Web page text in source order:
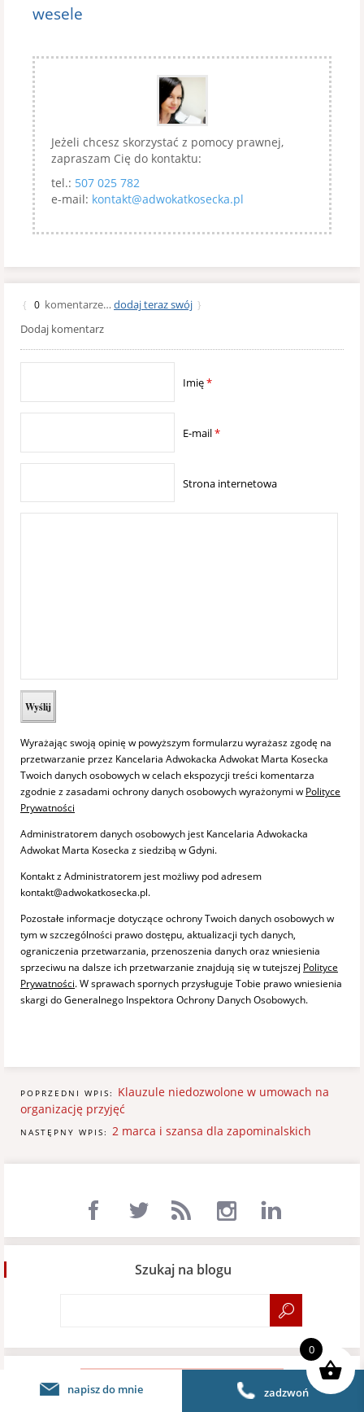
wesele
Jeżeli chcesz skorzystać z pomocy prawnej,
zapraszam Cię do kontaktu:
tel.: 507 025 782
e-mail: kontakt@adwokatkosecka.pl
{ 0 komentarze… dodaj teraz swój }
Dodaj komentarz
Imię*
E-mail*
Strona internetowa
Wyrażając swoją opinię w powyższym formularzu wyrażasz zgodę na
przetwarzanie przez Kancelaria Adwokacka Adwokat Marta Kosecka
Twoich danych osobowych w celach ekspozycji treści komentarza
zgodnie z zasadami ochrony danych osobowych wyrażonymi w Polityce
Prywatności
Administratorem danych osobowych jest Kancelaria Adwokacka
Adwokat Marta Kosecka z siedzibą w Gdyni.
Kontakt z Administratorem jest możliwy pod adresem
kontakt@adwokatkosecka.pl.
Pozostałe informacje dotyczące ochrony Twoich danych osobowych w
tym w szczególności prawo dostępu, aktualizacji tych danych,
ograniczenia przetwarzania, przenoszenia danych oraz wniesienia
sprzeciwu na dalsze ich przetwarzanie znajdują się w tutejszej Polityce
Prywatności. W sprawach spornych przysługuje Tobie prawo wniesienia
skargi do Generalnego Inspektora Ochrony Danych Osobowych.
POPRZEDNI WPIS: Klauzule niedozwolone w umowach na
organizację przyjęć
NASTĘPNY WPIS: 2 marca i szansa dla zapominalskich
Szukaj na blogu
napisz do mnie zadzwoń
0